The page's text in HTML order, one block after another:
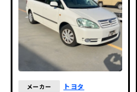
メーカー トヨタ